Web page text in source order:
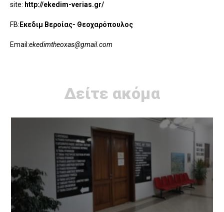
site: http://ekedim-verias.gr/
FB: Εκεδιμ Βεροίας- Θεοχαρόπουλος
Email:ekedimtheoxas@gmail.com
Δείτε ακόμα